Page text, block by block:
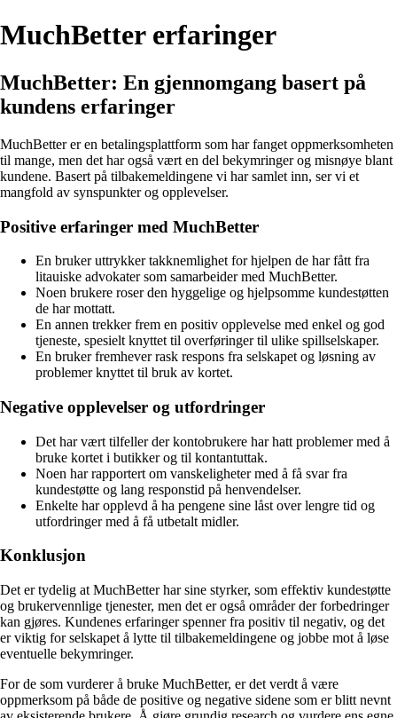
MuchBetter erfaringer
MuchBetter: En gjennomgang basert på
kundens erfaringer
MuchBetter er en betalingsplattform som har fanget oppmerksomheten
til mange, men det har også vært en del bekymringer og misnøye blant
kundene. Basert på tilbakemeldingene vi har samlet inn, ser vi et
mangfold av synspunkter og opplevelser.
Positive erfaringer med MuchBetter
En bruker uttrykker takknemlighet for hjelpen de har fått fra
litauiske advokater som samarbeider med MuchBetter.
Noen brukere roser den hyggelige og hjelpsomme kundestøtten
de har mottatt.
En annen trekker frem en positiv opplevelse med enkel og god
tjeneste, spesielt knyttet til overføringer til ulike spillselskaper.
En bruker fremhever rask respons fra selskapet og løsning av
problemer knyttet til bruk av kortet.
Negative opplevelser og utfordringer
Det har vært tilfeller der kontobrukere har hatt problemer med å
bruke kortet i butikker og til kontantuttak.
Noen har rapportert om vanskeligheter med å få svar fra
kundestøtte og lang responstid på henvendelser.
Enkelte har opplevd å ha pengene sine låst over lengre tid og
utfordringer med å få utbetalt midler.
Konklusjon
Det er tydelig at MuchBetter har sine styrker, som effektiv kundestøtte
og brukervennlige tjenester, men det er også områder der forbedringer
kan gjøres. Kundenes erfaringer spenner fra positiv til negativ, og det
er viktig for selskapet å lytte til tilbakemeldingene og jobbe mot å løse
eventuelle bekymringer.
For de som vurderer å bruke MuchBetter, er det verdt å være
oppmerksom på både de positive og negative sidene som er blitt nevnt